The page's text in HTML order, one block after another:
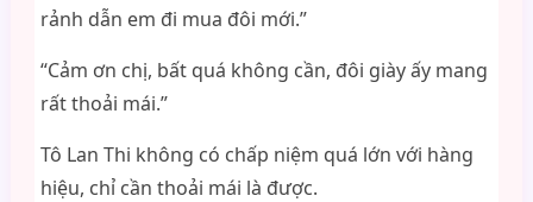
rảnh dẫn em đi mua đôi mới.”
“Cảm ơn chị, bất quá không cần, đôi giày ấy mang
rất thoải mái.”
Tô Lan Thi không có chấp niệm quá lớn với hàng
hiệu, chỉ cần thoải mái là được.